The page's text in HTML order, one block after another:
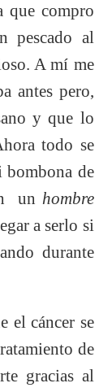
que compro
pescado al
A mí me
antes pero,
y que lo
todo se
bombona de
un hombre
a serlo si
durante
el cáncer se
de
gracias al